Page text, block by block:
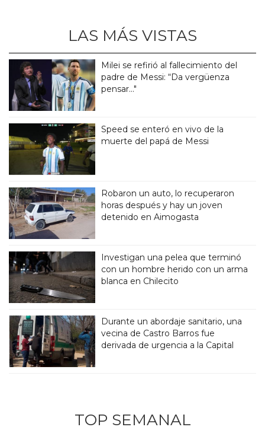
LAS MÁS VISTAS
Milei se refirió al fallecimiento del
padre de Messi: “Da vergüenza
pensar..."
Speed se enteró en vivo de la
muerte del papá de Messi
Robaron un auto, lo recuperaron
horas después y hay un joven
detenido en Aimogasta
Investigan una pelea que terminó
con un hombre herido con un arma
blanca en Chilecito
Durante un abordaje sanitario, una
vecina de Castro Barros fue
derivada de urgencia a la Capital
TOP SEMANAL